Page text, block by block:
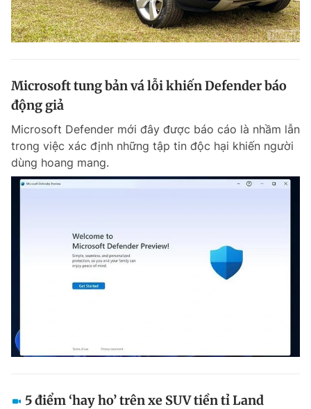
Microsoft tung bản vá lỗi khiến Defender báo
động giả
Microsoft Defender mới đây được báo cáo là nhầm lẫn
trong việc xác định những tập tin độc hại khiến người
dùng hoang mang.
5 điểm ‘hay ho’ trên xe SUV tiền tỉ Land